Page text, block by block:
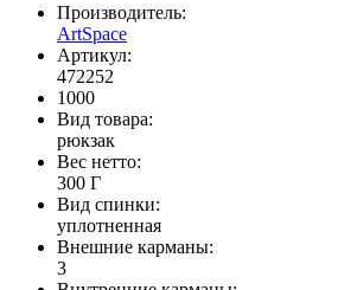
Производитель:
ArtSpace
Артикул:
472252
1000
Вид товара:
рюкзак
Вес нетто:
300 Г
Вид спинки:
уплотненная
Внешние карманы:
3